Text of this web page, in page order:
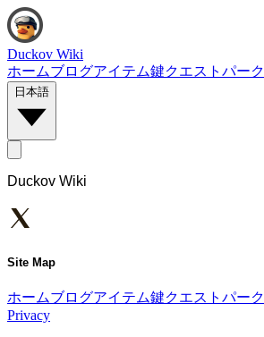
Duckov Wiki
ホームブログアイテム鍵クエスト パーク
日本語
Duckov Wiki
Site Map
ホームブログアイテム鍵クエスト パーク
Privacy